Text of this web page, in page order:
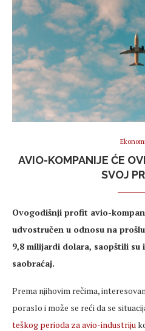
AVIO-KOMPANIJE ĆE
SVOJ
Ovogodišnji profit avio-
udvostručen u odnosu na
9,8 milijardi dolara, saopštili su
saobraćaj.
Prema njihovim rečima,
poraslo i može se reći da se
teškog perioda za avio-industriju